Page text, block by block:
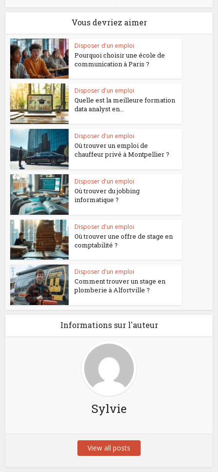
Vous devriez aimer
Disposer d'un emploi
Pourquoi choisir une école de
communication à Paris ?
Disposer d'un emploi
Quelle est la meilleure formation
data analyst en...
Disposer d'un emploi
Où trouver un emploi de
chauffeur privé à Montpellier ?
Disposer d'un emploi
Où trouver du jobbing
informatique ?
Disposer d'un emploi
Où trouver une offre de stage en
comptabilité ?
Disposer d'un emploi
Comment trouver un stage en
plomberie à Alfortville ?
Informations sur l'auteur
Sylvie
View all posts